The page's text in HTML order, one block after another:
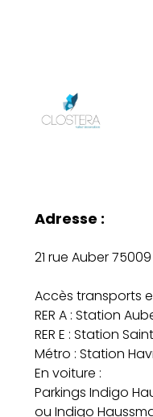
Adresse :
21 rue Auber
Accès transports
RER A : Station
RER E : Station
Métro : Station
En voiture :
Parkings Indigo
ou Indigo